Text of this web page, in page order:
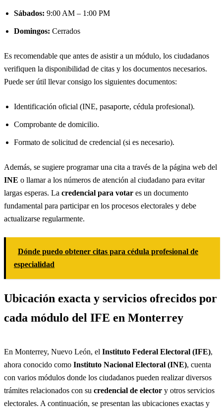
Sábados: 9:00 AM – 1:00 PM
Domingos: Cerrados
Es recomendable que antes de asistir a un módulo, los ciudadanos
verifiquen la disponibilidad de citas y los documentos necesarios.
Puede ser útil llevar consigo los siguientes documentos:
Identificación oficial (INE, pasaporte, cédula profesional).
Comprobante de domicilio.
Formato de solicitud de credencial (si es necesario).
Además, se sugiere programar una cita a través de la página web del
INE o llamar a los números de atención al ciudadano para evitar
largas esperas. La credencial para votar es un documento
fundamental para participar en los procesos electorales y debe
actualizarse regularmente.
Dónde puedo obtener citas para cédula profesional de
especialidad
Ubicación exacta y servicios ofrecidos por
cada módulo del IFE en Monterrey
En Monterrey, Nuevo León, el Instituto Federal Electoral (IFE),
ahora conocido como Instituto Nacional Electoral (INE), cuenta
con varios módulos donde los ciudadanos pueden realizar diversos
trámites relacionados con su credencial de elector y otros servicios
electorales. A continuación, se presentan las ubicaciones exactas y